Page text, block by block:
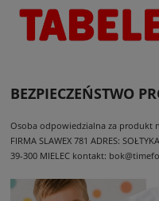
BEZPIECZEŃSTWO
Osoba odpowiedzialna za produkt
FIRMA SLAWEX 781 ADRES:
39-300 MIELEC kontakt: